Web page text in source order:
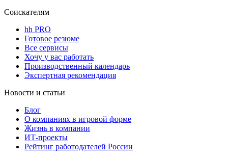
Соискателям
hh PRO
Готовое резюме
Все сервисы
Хочу у вас работать
Производственный календарь
Экспертная рекомендация
Новости и статьи
Блог
О компаниях в игровой форме
Жизнь в компании
ИТ-проекты
Рейтинг работодателей России